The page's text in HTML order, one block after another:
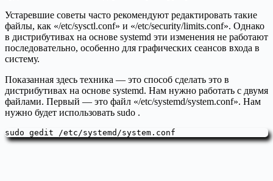
Устаревшие советы часто рекомендуют редактировать такие
файлы, как «/etc/sysctl.conf» и «/etc/security/limits.conf». Однако
в дистрибутивах на основе systemd эти изменения не работают
последовательно, особенно для графических сеансов входа в
систему.
Показанная здесь техника — это способ сделать это в
дистрибутивах на основе systemd. Нам нужно работать с двумя
файлами. Первый — это файл «/etc/systemd/system.conf». Нам
нужно будет использовать sudo .
sudo gedit /etc/systemd/system.conf